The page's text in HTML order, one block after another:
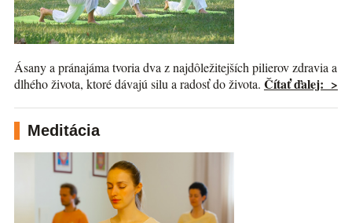
Ásany a pránajáma tvoria dva z najdôležitejších pilierov zdravia a
dlhého života, ktoré dávajú silu a radosť do života. Čítať ďalej: >
Meditácia